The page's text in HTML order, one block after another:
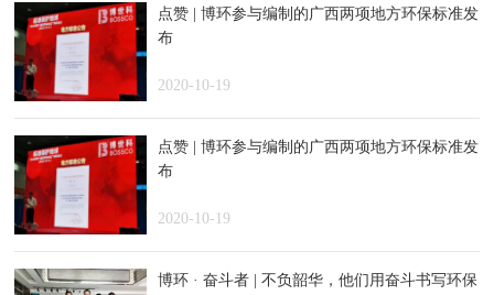
点赞 | 博环参与编制的广西两项地方环保标准发
布
2020-10-19
点赞 | 博环参与编制的广西两项地方环保标准发
布
2020-10-19
博环 · 奋斗者 | 不负韶华，他们用奋斗书写环保